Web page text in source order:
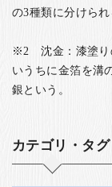
の3種類に分けられ
※2 沈金：漆塗り
いうちに金箔を溝
銀という。
カテゴリ・タグ